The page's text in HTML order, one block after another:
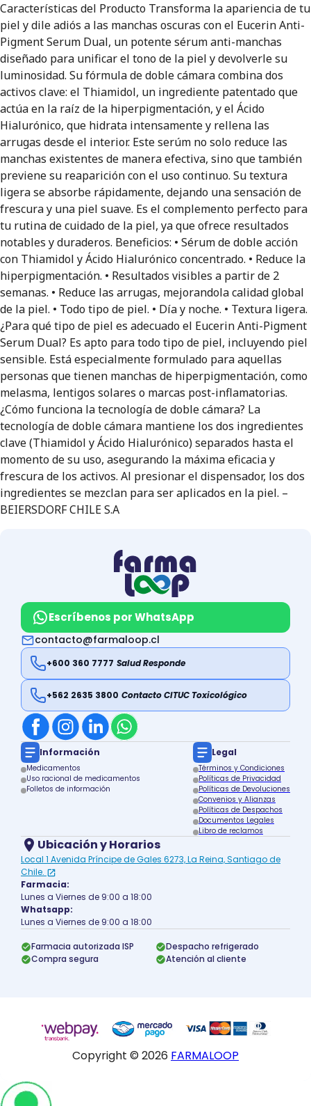
Características del Producto Transforma la apariencia de tu
piel y dile adiós a las manchas oscuras con el Eucerin Anti-
Pigment Serum Dual, un potente sérum anti-manchas
diseñado para unificar el tono de la piel y devolverle su
luminosidad. Su fórmula de doble cámara combina dos
activos clave: el Thiamidol, un ingrediente patentado que
actúa en la raíz de la hiperpigmentación, y el Ácido
Hialurónico, que hidrata intensamente y rellena las
arrugas desde el interior. Este serúm no solo reduce las
manchas existentes de manera efectiva, sino que también
previene su reaparición con el uso continuo. Su textura
ligera se absorbe rápidamente, dejando una sensación de
frescura y una piel suave. Es el complemento perfecto para
tu rutina de cuidado de la piel, ya que ofrece resultados
notables y duraderos. Beneficios: • Sérum de doble acción
con Thiamidol y Ácido Hialurónico concentrado. • Reduce la
hiperpigmentación. • Resultados visibles a partir de 2
semanas. • Reduce las arrugas, mejorandola calidad global
de la piel. • Todo tipo de piel. • Día y noche. • Textura ligera.
¿Para qué tipo de piel es adecuado el Eucerin Anti-Pigment
Serum Dual? Es apto para todo tipo de piel, incluyendo piel
sensible. Está especialmente formulado para aquellas
personas que tienen manchas de hiperpigmentación, como
melasma, lentigos solares o marcas post-inflamatorias.
¿Cómo funciona la tecnología de doble cámara? La
tecnología de doble cámara mantiene los dos ingredientes
clave (Thiamidol y Ácido Hialurónico) separados hasta el
momento de su uso, asegurando la máxima eficacia y
frescura de los activos. Al presionar el dispensador, los dos
ingredientes se mezclan para ser aplicados en la piel. –
BEIERSDORF CHILE S.A
Escríbenos por WhatsApp
contacto@farmaloop.cl
+600 360 7777 Salud Responde
+562 2635 3800 Contacto CITUC Toxicológico
Información
Medicamentos
Uso racional de medicamentos
Folletos de información
Legal
Términos y Condiciones
Políticas de Privacidad
Políticas de Devoluciones
Convenios y Alianzas
Políticas de Despachos
Documentos Legales
Libro de reclamos
Ubicación y Horarios
Local 1 Avenida Príncipe de Gales 6273, La Reina, Santiago de
Chile.
Farmacia:
Lunes a Viernes de 9:00 a 18:00
Whatsapp:
Lunes a Viernes de 9:00 a 18:00
Farmacia autorizada ISP
Despacho refrigerado
Compra segura
Atención al cliente
Copyright © 2026 FARMALOOP